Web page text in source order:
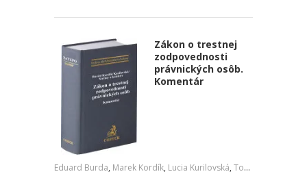
Zákon o trestnej
zodpovednosti
právnických osôb.
Komentár
Eduard Burda, Marek Kordík, Lucia Kurilovská, Tomáš Strémy